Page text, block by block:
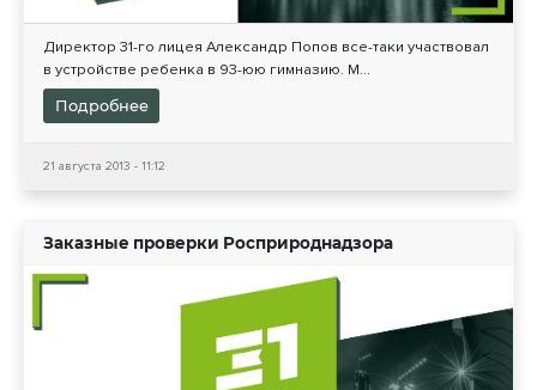
Директор 31-го лицея Александр Попов все-таки участвовал
в устройстве ребенка в 93-юю гимназию. М...
Подробнее
21 августа 2013 - 11:12
Заказные проверки Росприроднадзора